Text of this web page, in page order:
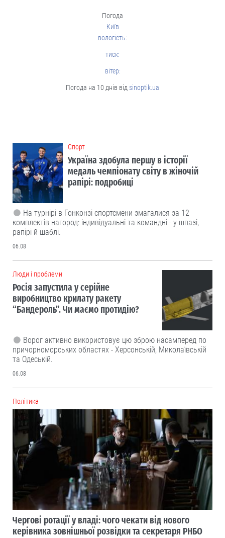
Погода
Київ
вологість:
тиск:
вітер:
Погода на 10 днів відsinoptik.ua
Cпорт
Україна здобула першу в історії
медаль чемпіонату світу в жіночій
рапірі: подробиці
На турнірі в Гонконзі спортсмени змагалися за 12
комплектів нагород: індивідуальні та командні - у шпазі,
рапірі й шаблі.
06.08
Люди і проблеми
Росія запустила у серійне
виробництво крилату ракету
“Бандероль”. Чи маємо протидію?
Ворог активно використовує цю зброю насамперед по
причорноморських областях - Херсонській, Миколаївській
та Одеській.
06.08
Політика
Чергові ротації у владі: чого чекати від нового
керівника зовнішньої розвідки та секретаря РНБО